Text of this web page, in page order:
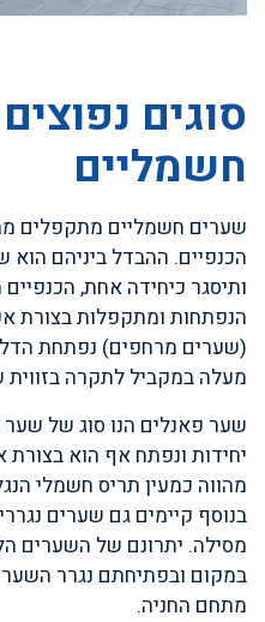
סוגים
חשמליים
שערים חשמליים מתקפלים
הכנפיים. ההבדל ביניהם
ותיסגר כיחידה אחת,
הנפתחות ומתקפלות בצורת
(שערים מרחפים) נפתחת
מעלה במקביל לתקרה בזווית של 90
שער פאנלים הנו סוג של
יחידות ונפתח אף הוא בצורת
מהווה כמעין תריס חשמלי
בנוסף קיימים גם שערים
מסילה. יתרונם של השערים
במקום ובפתיחתם נגרר
מתחם החניה.